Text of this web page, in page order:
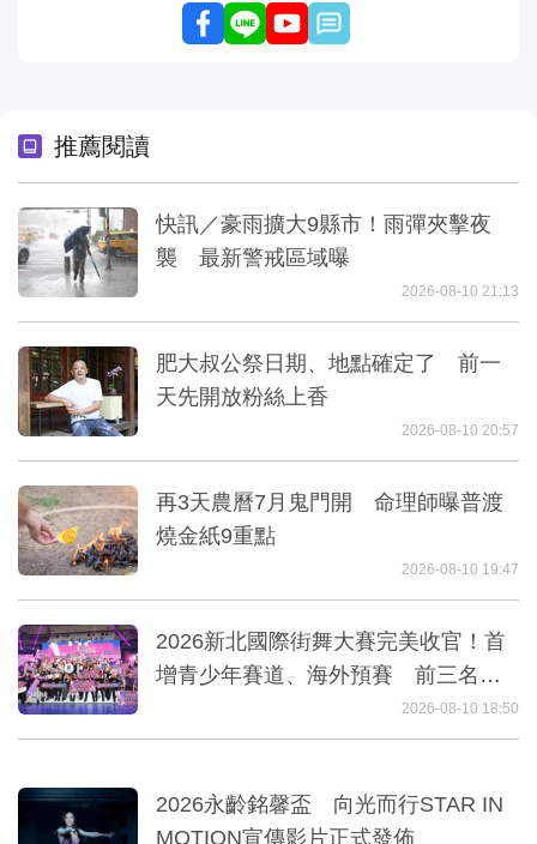
推薦閱讀
快訊／豪雨擴大9縣市！雨彈夾擊夜
襲 最新警戒區域曝
2026-08-10 21:13
肥大叔公祭日期、地點確定了 前一
天先開放粉絲上香
2026-08-10 20:57
再3天農曆7月鬼門開 命理師曝普渡
燒金紙9重點
2026-08-10 19:47
2026新北國際街舞大賽完美收官！首
增青少年賽道、海外預賽 前三名赴
2026-08-10 18:50
2026永齡銘馨盃 向光而行STAR IN
MOTION宣傳影片正式發佈